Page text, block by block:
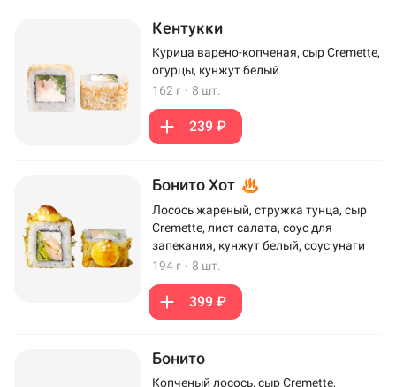
Кентукки
Курица варено-копченая, сыр Cremette,
огурцы, кунжут белый
162 г · 8 шт.
239 ₽
Бонито Хот
Лосось жареный, стружка тунца, сыр
Cremette, лист салата, соус для
запекания, кунжут белый, соус унаги
194 г · 8 шт.
399 ₽
Бонито
Копченый лосось, сыр Cremette,